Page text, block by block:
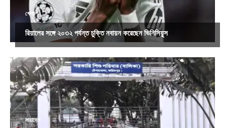
খেলা
রিয়ালের সঙ্গে ২০৩২ পর্যন্ত চুক্তি নবায়ন করেছেন ভিনিসিয়ুস
সারাদেশ